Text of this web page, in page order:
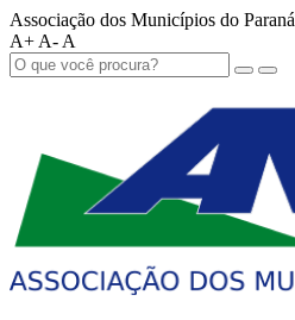
Associação dos Municípios do Paraná
A+ A- A